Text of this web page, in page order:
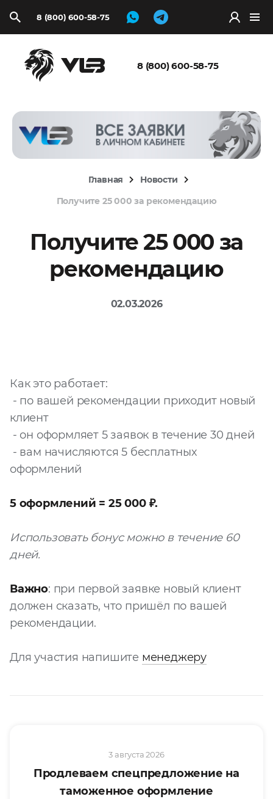
8 (800) 600-58-75
8 (800) 600-58-75
Главная
Новости
Получите 25 000 за рекомендацию
Получите 25 000 за
рекомендацию
02.03.2026
Как это работает:
- по вашей рекомендации приходит новый
клиент
- он оформляет 5 заявок в течение 30 дней
- вам начисляются 5 бесплатных
оформлений
5 оформлений = 25 000 ₽.
Использовать бонус можно в течение 60
дней.
Важно: при первой заявке новый клиент
должен сказать, что пришёл по вашей
рекомендации.
Для участия напишите менеджеру
3 августа 2026
Продлеваем спецпредложение на
таможенное оформление
Запросить
расчёт
Файл
Согласен с
политикой
обработку моих
персональных